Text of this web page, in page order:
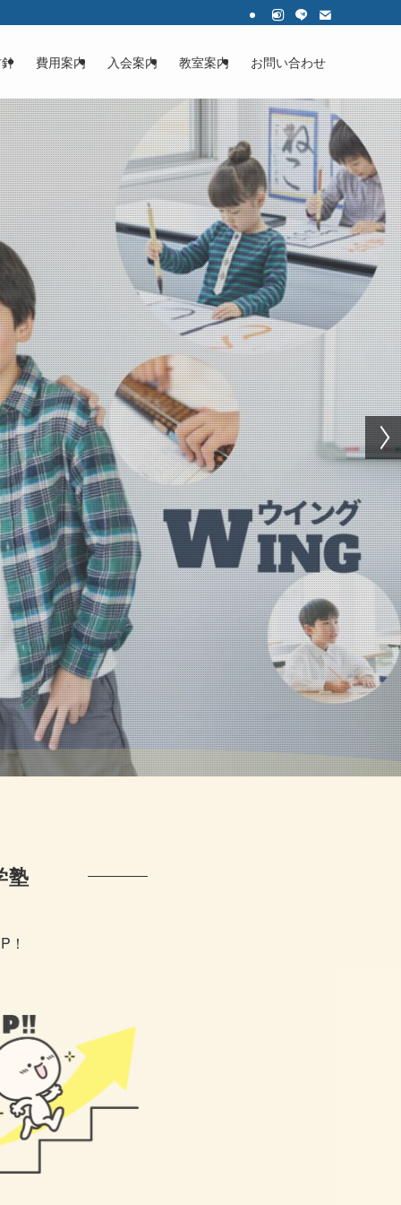
費用案内 入会案内 教室案内 お問い合わせ
塾
！